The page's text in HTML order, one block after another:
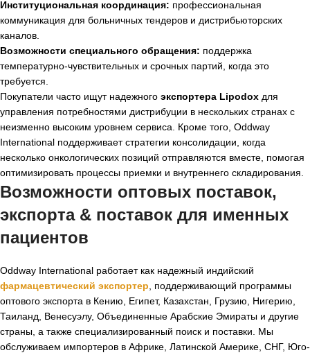
Институциональная координация: профессиональная
коммуникация для больничных тендеров и дистрибьюторских
каналов.
Возможности специального обращения: поддержка
температурно-чувствительных и срочных партий, когда это
требуется.
Покупатели часто ищут надежного экспортера Lipodox для
управления потребностями дистрибуции в нескольких странах с
неизменно высоким уровнем сервиса. Кроме того, Oddway
International поддерживает стратегии консолидации, когда
несколько онкологических позиций отправляются вместе, помогая
оптимизировать процессы приемки и внутреннего складирования.
Возможности оптовых поставок,
экспорта & поставок для именных
пациентов
Oddway International работает как надежный индийский
фармацевтический экспортер , поддерживающий программы
оптового экспорта в Кению, Египет, Казахстан, Грузию, Нигерию,
Таиланд, Венесуэлу, Объединенные Арабские Эмираты и другие
страны, а также специализированный поиск и поставки. Мы
обслуживаем импортеров в Африке, Латинской Америке, СНГ, Юго-